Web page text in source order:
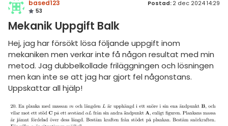
based123
53
Postad: 2 dec 2024 14:29
Mekanik Uppgift Balk
Hej, jag har försökt lösa följande uppgift inom
mekaniken men verkar inte få någon resultat med min
metod. Jag dubbelkollade friläggningen och lösningen
men kan inte se att jag har gjort fel någonstans.
Uppskattar all hjälp!
Fysik 2
Universitet
MaFy (fysikdelen)
Livehjälpen
& Bygg
språk